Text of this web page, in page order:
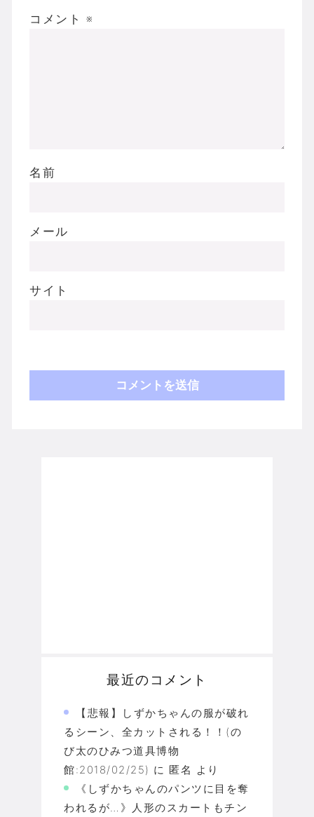
コメント ※
名前
メール
サイト
最近のコメント
【悲報】しずかちゃんの服が破れ
るシーン、全カットされる！！(の
び太のひみつ道具博物
館:2018/02/25) に 匿名 より
《しずかちゃんのパンツに目を奪
われるが…》人形のスカートもチン